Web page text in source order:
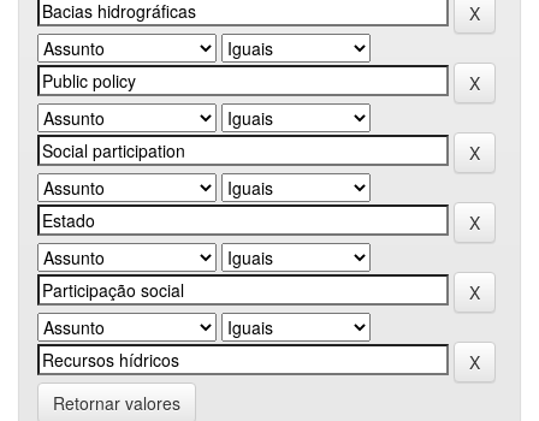
Retornar valores